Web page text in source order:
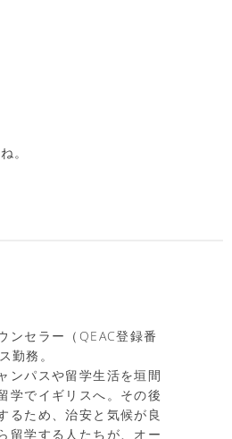
。
ンセラー（QEAC登録番
勤務。
ンパスや留学生活を垣間
学でイギリスへ。その後
るため、治安と気候が良
留学する人たちが、オー